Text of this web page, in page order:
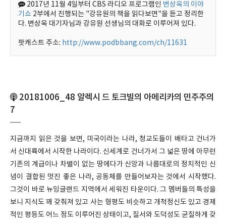
2017년 11월 4일부터 CBS 라디오 프로그램인 변상욱의 이야
기쇼 2부에서 진행되는 "강유원의 책을 읽다보면"을 듣고 정리한
다. 변상욱 대기자님과 강유원 선생님의 대화로 이루어져 있다.
팟캐스트 주소: http://www.podbbang.com/ch/11631
20181006_48 알렉시 드 토크빌의 아메리카의 민주주의
7
지금까지 읽은 것을 보면, 미국이라는 나라, 청교도들이 배타고 건너가
서 신대륙에서 시작한 나라이다. 신세계로 건너가서 그 넓은 땅에 아무런
기존의 계급이나 차별이 없는 땅에다가 신앙과 나름대로의 정치적인 신
념이 결합된 멋진 좋은 나라, 공동체를 만들어보자는 것에서 시작했다.
그것이 바로 뉴잉글랜드 지역에서 세워진 타운이다. 그 멤버들의 특성을
보니 지식도 꽤 갖춰져 있고 사는 형평도 비슷하고 개척정신도 있고 경제
적인 평등도 어느 정도 이루어진 상태이고, 질서와 도덕성도 균질하게 갖